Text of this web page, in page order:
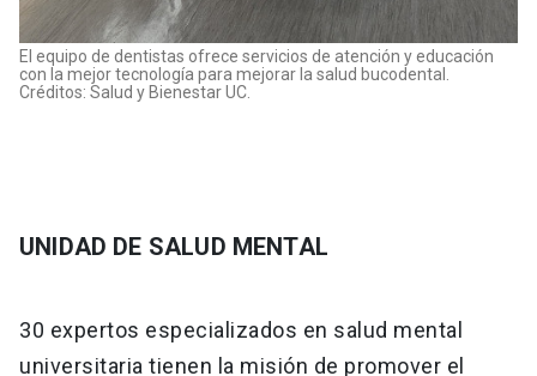
El equipo de dentistas ofrece servicios de atención y educación
con la mejor tecnología para mejorar la salud bucodental.
Créditos: Salud y Bienestar UC.
UNIDAD DE SALUD MENTAL
30 expertos especializados en salud mental
universitaria tienen la misión de promover el